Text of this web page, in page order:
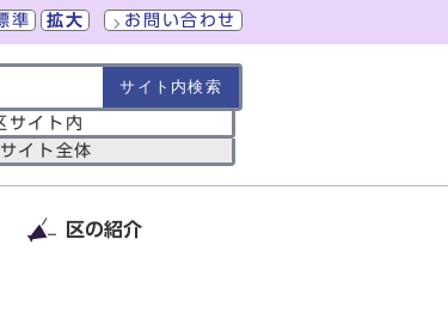
準 拡大 お問い合わせ
サイト内
イト全体
区の紹介